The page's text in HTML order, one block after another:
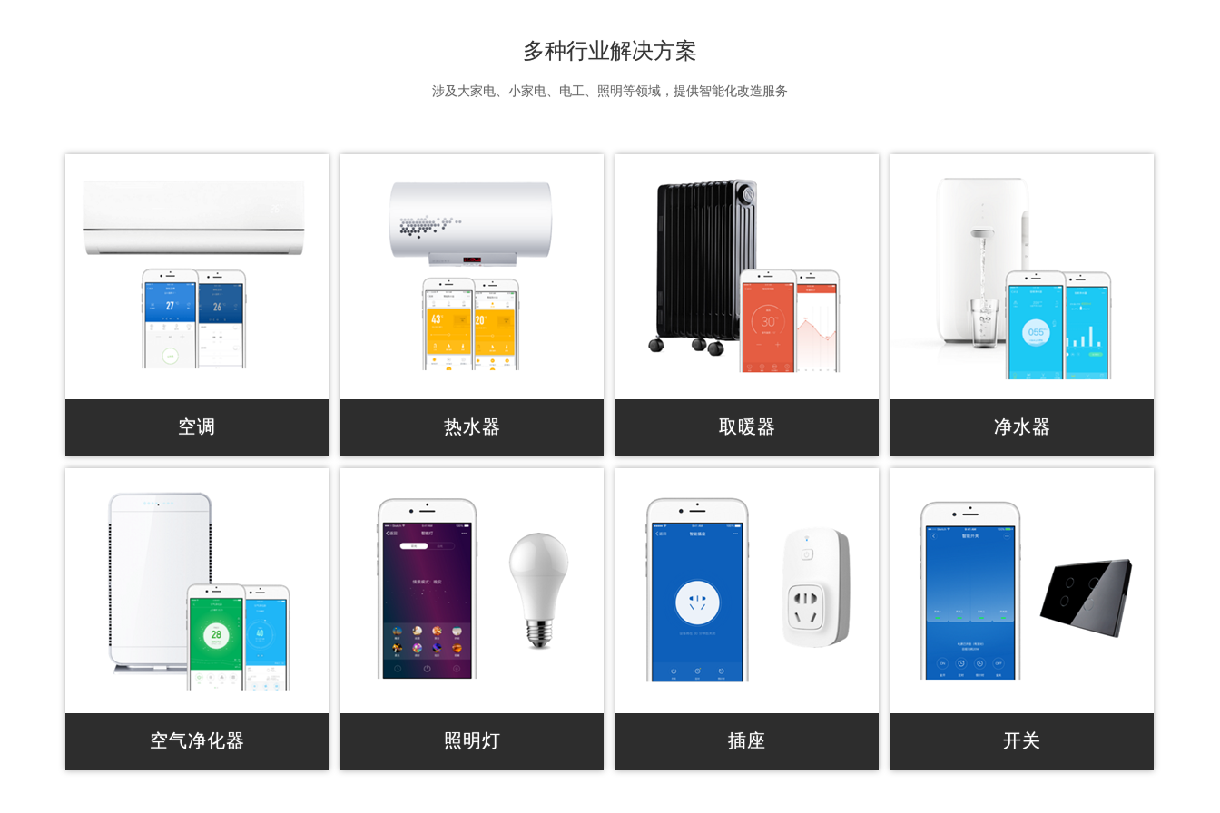
多种行业解决方案
涉及大家电、小家电、电工、照明等领域，提供智能化改造服务
空调
心掌控
? 智能语音控制，支持 Amazon echo
? 智能模式切换，环境识别，空调自动
开关/温度调节等
? 智能学习，自动设定或感知你需要开
启／关闭空调
? 智能地理围栏，判断围栏范围，自动
切换离家模式或开启模式
热水器
全App控制模式
? 智能语音控制。支持 Amazon echo
? 支持峰谷电
? 智能模式切换，识别可自动切换 例
如：开关/即时加热/保温
取暖器
地调节家中温度
? 智能语音控制，支持 Amazon echo
? 智能切换模式，智能识别，自动切换
日程序/离家模式等
? 智能地理围栏，判断围栏范围，自动
切换离家模式或开启模式
净水器
? 与APP联动控制，可实时查看 TDS 水
质实时显示
? 水质超标实时语音提醒
? 滤芯使用提醒s
空气净化器 照明灯 插座 开关